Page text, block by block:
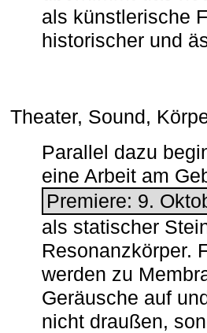
als künstlerische
historischer und
Theater, Sound,
Parallel dazu
eine Arbeit am
Premiere: 9.
als statischer
Resonanzkörper.
werden zu
Geräusche auf
nicht draußen,